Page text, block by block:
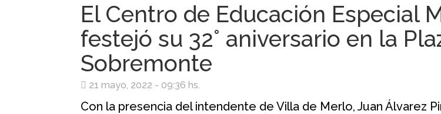
El Centro de Educación Especial
festejó su 32° aniversario en la
Sobremonte
21 mayo, 2022 - 09:36 hs.
Con la presencia del intendente de Villa de Merlo, Juan Álvarez